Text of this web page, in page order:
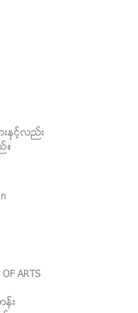
းႏွင့္လည္း
။
ARTS
န္း